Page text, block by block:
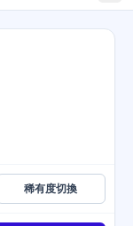
稀有度切換